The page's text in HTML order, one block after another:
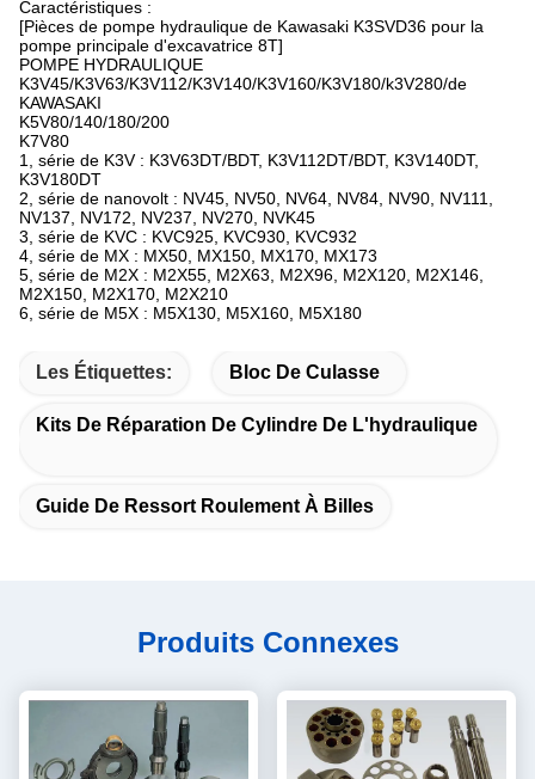
Caractéristiques :
[Pièces de pompe hydraulique de Kawasaki K3SVD36 pour la
pompe principale d'excavatrice 8T]
POMPE HYDRAULIQUE
K3V45/K3V63/K3V112/K3V140/K3V160/K3V180/k3V280/de
KAWASAKI
K5V80/140/180/200
K7V80
1, série de K3V : K3V63DT/BDT, K3V112DT/BDT, K3V140DT,
K3V180DT
2, série de nanovolt : NV45, NV50, NV64, NV84, NV90, NV111,
NV137, NV172, NV237, NV270, NVK45
3, série de KVC : KVC925, KVC930, KVC932
4, série de MX : MX50, MX150, MX170, MX173
5, série de M2X : M2X55, M2X63, M2X96, M2X120, M2X146,
M2X150, M2X170, M2X210
6, série de M5X : M5X130, M5X160, M5X180
Les Étiquettes: Bloc De Culasse
Kits De Réparation De Cylindre De L'hydraulique
Guide De Ressort Roulement À Billes
Produits Connexes